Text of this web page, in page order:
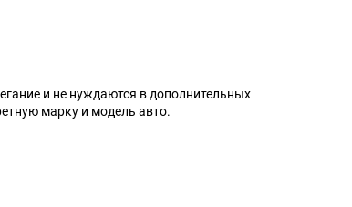
и не нуждаются в дополнительных
марку и модель авто.